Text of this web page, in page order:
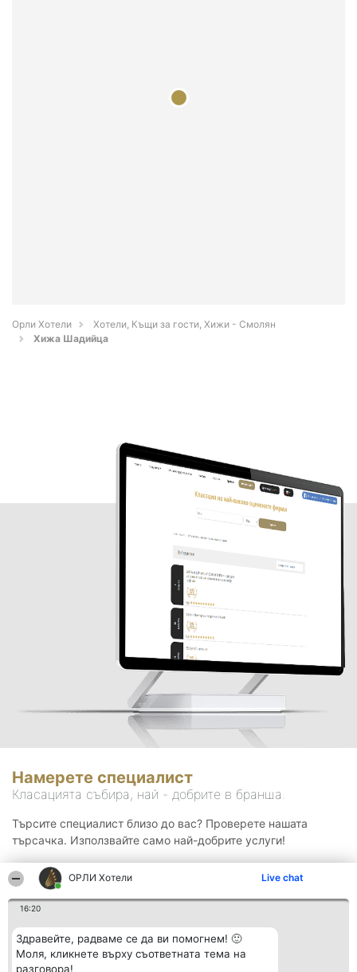
ОРЛИ Хотели Live chat
16:20
Здравейте, радваме се да ви помогнем! 🙂
Моля, кликнете върху съответната тема на
разговора!
Орли Хотели
Хотели, Къщи за гости, Хижи - Смолян
Хижа Шадийца
Намерете специалист
Класацията събира, най - добрите в бранша.
Търсите специалист близо до вас? Проверете нашата
търсачка. Използвайте само най-добрите услуги!